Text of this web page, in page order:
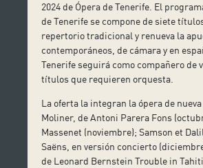
2024 de Ópera de Tenerife. El
de Tenerife se compone de siete
repertorio tradicional y renueva la
contemporáneos, de cámara y en
Tenerife seguirá como compañero de
títulos que requieren orquesta.
La oferta la integran la ópera de
Moliner, de Antoni Parera Fons
Massenet (noviembre); Samson et
Saëns, en versión concierto
de Leonard Bernstein Trouble in